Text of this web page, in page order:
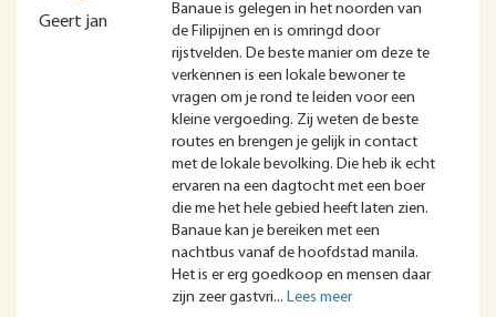
Geert jan
Banaue is gelegen in het noorden van
de Filipijnen en is omringd door
rijstvelden. De beste manier om deze te
verkennen is een lokale bewoner te
vragen om je rond te leiden voor een
kleine vergoeding. Zij weten de beste
routes en brengen je gelijk in contact
met de lokale bevolking. Die heb ik echt
ervaren na een dagtocht met een boer
die me het hele gebied heeft laten zien.
Banaue kan je bereiken met een
nachtbus vanaf de hoofdstad manila.
Het is er erg goedkoop en mensen daar
zijn zeer gastvri